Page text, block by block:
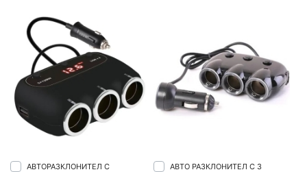
АВТОРАЗКЛОНИТЕЛ С
АВТО РАЗКЛОНИТЕЛ С 3